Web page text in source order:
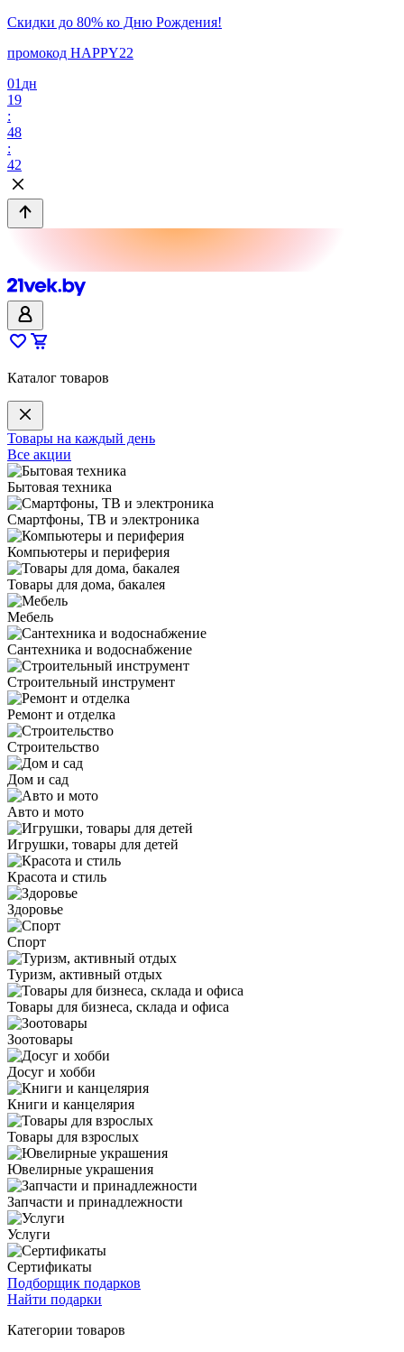
Скидки до 80% ко Дню Рождения!
промокод HAPPY22
01 дн
19
:
48
:
42
Каталог товаров
Товары на каждый день
Все акции
Бытовая техника
Смартфоны, ТВ и электроника
Компьютеры и периферия
Товары для дома, бакалея
Мебель
Сантехника и водоснабжение
Строительный инструмент
Ремонт и отделка
Строительство
Дом и сад
Авто и мото
Игрушки, товары для детей
Красота и стиль
Здоровье
Спорт
Туризм, активный отдых
Товары для бизнеса, склада и офиса
Зоотовары
Досуг и хобби
Книги и канцелярия
Товары для взрослых
Ювелирные украшения
Запчасти и принадлежности
Услуги
Сертификаты
Подборщик подарков
Найти подарки
Категории товаров